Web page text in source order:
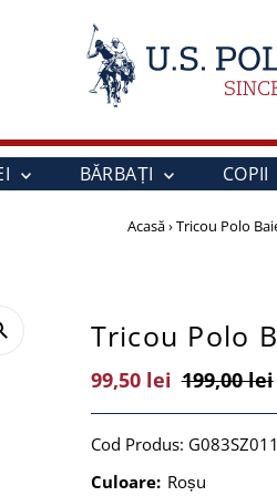
BĂRBAȚI COPII
Acasă›Tricou Polo
Tricou Polo
Preț
Vânzare
99,50 lei Preț
Întreg
199,00 lei
Cod Produs:
Culoare: Roșu